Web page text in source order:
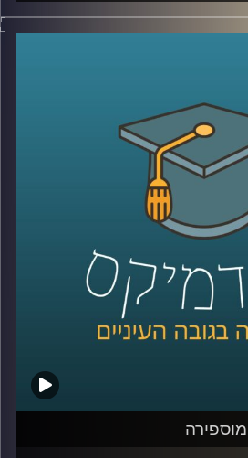
לאור את ספרה "מחול
2000. כרקדנית וכוריאוגרפית לשעבר,
מחול בהווה, צברה רות
ההשראה הראשונים, על
שחיפשו את שפתו של
העליות לארץ ישראל
היצירה האירופית
מה שהתגבש ונמחק, התעצב
מתוך שניים על תקומתה
והכל על הבמה
.